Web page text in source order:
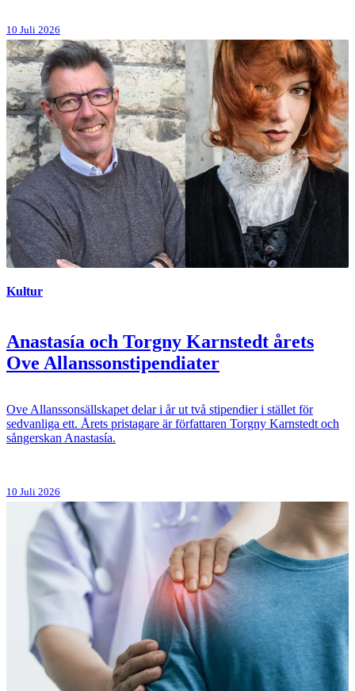
10 Juli 2026
Kultur
Anastasía och Torgny Karnstedt årets
Ove Allanssonstipendiater
Ove Allanssonsällskapet delar i år ut två stipendier i stället för
sedvanliga ett. Årets pristagare är författaren Torgny Karnstedt och
sångerskan Anastasía.
10 Juli 2026